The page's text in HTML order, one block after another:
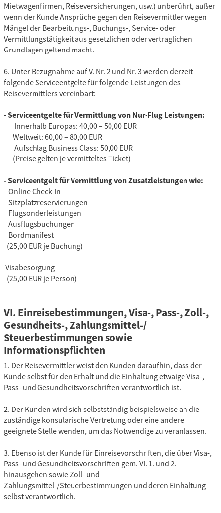
Mietwagenfirmen, Reiseversicherungen, usw.) unberührt, außer
wenn der Kunde Ansprüche gegen den Reisevermittler wegen
Mängel der Bearbeitungs-, Buchungs-, Service- oder
Vermittlungstätigkeit aus gesetzlichen oder vertraglichen
Grundlagen geltend macht.
6. Unter Bezugnahme auf V. Nr. 2 und Nr. 3 werden derzeit
folgende Serviceentgelte für folgende Leistungen des
Reisevermittlers vereinbart:
- Serviceentgelte für Vermittlung von Nur-Flug Leistungen:
Innerhalb Europas: 40,00 – 50,00 EUR
Weltweit: 60,00 – 80,00 EUR
Aufschlag Business Class: 50,00 EUR
(Preise gelten je vermitteltes Ticket)
- Serviceentgelt für Vermittlung von Zusatzleistungen wie:
Online Check-In
Sitzplatzreservierungen
Flugsonderleistungen
Ausflugsbuchungen
Bordmanifest
(25,00 EUR je Buchung)
Visabesorgung
(25,00 EUR je Person)
VI. Einreisebestimmungen, Visa-, Pass-, Zoll-,
Gesundheits-, Zahlungsmittel-/
Steuerbestimmungen sowie
Informationspflichten
1. Der Reisevermittler weist den Kunden daraufhin, dass der
Kunde selbst für den Erhalt und die Einhaltung etwaige Visa-,
Pass- und Gesundheitsvorschriften verantwortlich ist.
2. Der Kunden wird sich selbstständig beispielsweise an die
zuständige konsularische Vertretung oder eine andere
geeignete Stelle wenden, um das Notwendige zu veranlassen.
3. Ebenso ist der Kunde für Einreisevorschriften, die über Visa-,
Pass- und Gesundheitsvorschriften gem. VI. 1. und 2.
hinausgehen sowie Zoll- und
Zahlungsmittel-/Steuerbestimmungen und deren Einhaltung
selbst verantwortlich.